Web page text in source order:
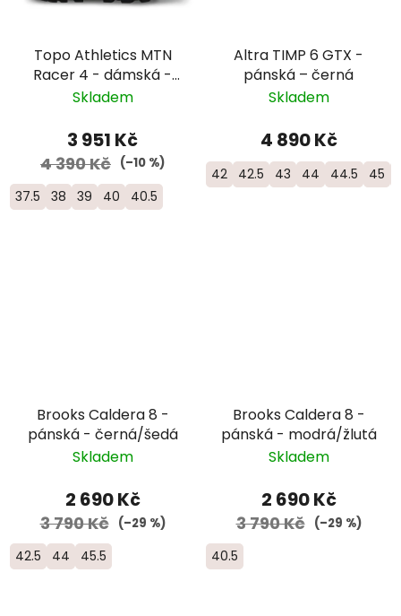
Topo Athletics MTN
Racer 4 - dámská -
modrá
Skladem
3 951 Kč
4 390 Kč (–10 %)
37.5 38 39 40 40.5
Altra TIMP 6 GTX -
pánská – černá
Skladem
4 890 Kč
42 42.5 43 44 44.5 45
Brooks Caldera 8 -
pánská - černá/šedá
Skladem
2 690 Kč
3 790 Kč (–29 %)
42.5 44 45.5
Brooks Caldera 8 -
pánská - modrá/žlutá
Skladem
2 690 Kč
3 790 Kč (–29 %)
40.5